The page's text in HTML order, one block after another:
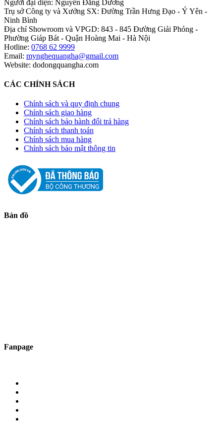
Người đại diện: Nguyễn Đăng Dương
Trụ sở Công ty và Xưởng SX: Đường Trần Hưng Đạo - Ý Yên -
Ninh Bình
Địa chỉ Showroom và VPGD: 843 - 845 Đường Giải Phóng -
Phường Giáp Bát - Quận Hoàng Mai - Hà Nội
Hotline: 0768 62 9999
Email: mynghequangha@gmail.com
Website: dodongquangha.com
CÁC CHÍNH SÁCH
Chính sách và quy định chung
Chính sách giao hàng
Chính sách bảo hành đổi trả hàng
Chính sách thanh toán
Chính sách mua hàng
Chính sách bảo mật thông tin
Bản đồ
Fanpage